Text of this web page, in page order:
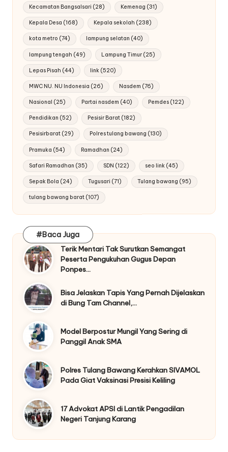
Kecamatan Bangsalsari (28) Kemenag (31)
Kepala Desa (168) Kepala sekolah (238)
kota metro (74) lampung selatan (40)
lampung tengah (49) Lampung Timur(25)
Lepas Pisah (44) link(520)
MWC NU. NU Indonesia (26) Nasdem (76)
Nasional (25) Partai nasdem (40) Pemdes(122)
Pendidikan (52) Pesisir Barat(182)
Pesisirbarat (29) Polres tulang bawang (130)
Pramuka (54) Ramadhan (24)
Safari Ramadhan (35) SDN (122) seo link(45)
Sepak Bola (24) Tugusari (71) Tulang bawang (95)
tulang bawang barat (107)
#Baca Juga
Terik Mentari Tak Surutkan Semangat
Peserta Pengukuhan Gugus Depan
Ponpes…
Bisa Jelaskan Tapis Yang Pernah Dijelaskan
di Bung Tam Channel,…
Model Berpostur Mungil Yang Sering di
Panggil Anak SMA
Polres Tulang Bawang Kerahkan SIVAMOL
Pada Giat Vaksinasi Presisi Keliling
17 Advokat APSI di Lantik Pengadilan
Negeri Tanjung Karang